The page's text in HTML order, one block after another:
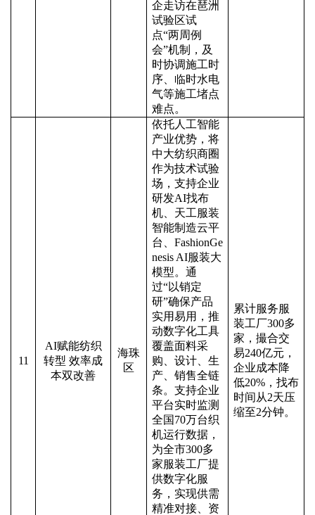
企走访在琶洲
试验区试
点“两周例
会”机制，及
时协调施工时
序、临时水电
气等施工堵点
难点。
11
AI赋能纺织
转型 效率成
本双改善
海珠
区
依托人工智能
产业优势，将
中大纺织商圈
作为技术试验
场，支持企业
研发AI找布
机、天工服装
智能制造云平
台、FashionGe
nesis AI服装大
模型。通
过“以销定
研”确保产品
实用易用，推
动数字化工具
覆盖面料采
购、设计、生
产、销售全链
条。支持企业
平台实时监测
全国70万台织
机运行数据，
为全市300多
家服装工厂提
供数字化服
务，实现供需
精准对接、资
累计服务服
装工厂300多
家，撮合交
易240亿元，
企业成本降
低20%，找布
时间从2天压
缩至2分钟。